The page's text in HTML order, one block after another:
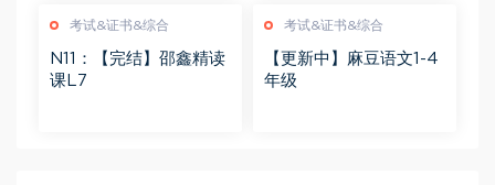
考试&证书&综合
N11：【完结】邵鑫精读
课L7
考试&证书&综合
【更新中】麻豆语文1-4
年级